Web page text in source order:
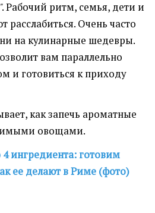
. Рабочий ритм, семья, дети и
расслабиться. Очень часто
на кулинарные шедевры.
вам параллельно
и готовиться к приходу
как запечь ароматные
овощами.
4 ингредиента: готовим
ее делают в Риме (фото)